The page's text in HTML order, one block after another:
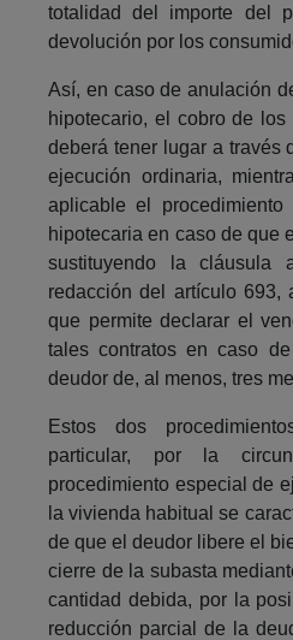
totalidad del importe del
devolución por los
Así, en caso de anulación
hipotecario, el cobro de
deberá tener lugar a través
ejecución ordinaria,
aplicable el
hipotecaria en caso de que
sustituyendo la cláusula
redacción del artículo 693,
que permite declarar el
tales contratos en caso
deudor de, al menos, tres
Estos dos
particular, por la
procedimiento especial de
la vivienda habitual se
de que el deudor libere el
cierre de la subasta
cantidad debida, por la
reducción parcial de la